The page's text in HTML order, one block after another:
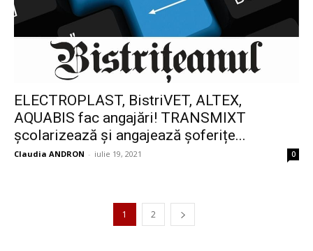
ELECTROPLAST, BistriVET, ALTEX,
AQUABIS fac angajări! TRANSMIXT
școlarizează și angajează șoferițe...
Claudia ANDRON - iulie 19, 2021 0
1 2